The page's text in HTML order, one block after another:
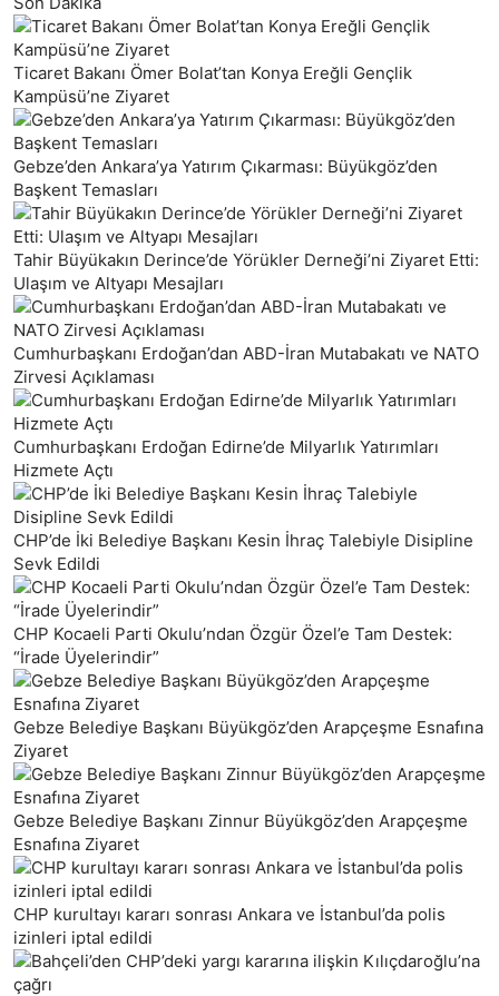
Ticaret Bakanı Ömer Bolat’tan Konya Ereğli Gençlik
Kampüsü’ne Ziyaret
Gebze’den Ankara’ya Yatırım Çıkarması: Büyükgöz’den
Başkent Temasları
Tahir Büyükakın Derince’de Yörükler Derneği’ni Ziyaret Etti:
Ulaşım ve Altyapı Mesajları
Cumhurbaşkanı Erdoğan’dan ABD-İran Mutabakatı ve NATO
Zirvesi Açıklaması
Cumhurbaşkanı Erdoğan Edirne’de Milyarlık Yatırımları
Hizmete Açtı
CHP’de İki Belediye Başkanı Kesin İhraç Talebiyle Disipline
Sevk Edildi
CHP Kocaeli Parti Okulu’ndan Özgür Özel’e Tam Destek:
“İrade Üyelerindir”
Gebze Belediye Başkanı Büyükgöz’den Arapçeşme Esnafına
Ziyaret
Gebze Belediye Başkanı Zinnur Büyükgöz’den Arapçeşme
Esnafına Ziyaret
CHP kurultayı kararı sonrası Ankara ve İstanbul’da polis
izinleri iptal edildi